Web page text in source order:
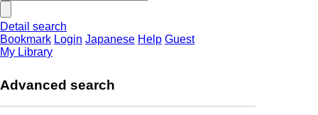
Detail search
Bookmark Login Japanese Help Guest
My Library
Advanced search